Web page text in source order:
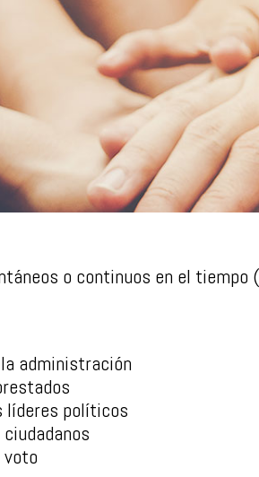
o continuos en el
administración
líderes políticos